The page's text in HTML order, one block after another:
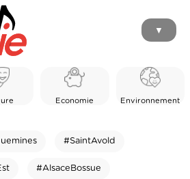
▼
Economie Environnement
#SaintAvold
#AlsaceBossue